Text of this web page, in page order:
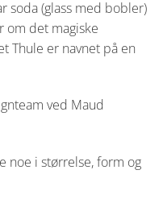
soda (glass med bobler)
om det magiske
Thule er navnet på en
ved Maud
noe i størrelse, form og